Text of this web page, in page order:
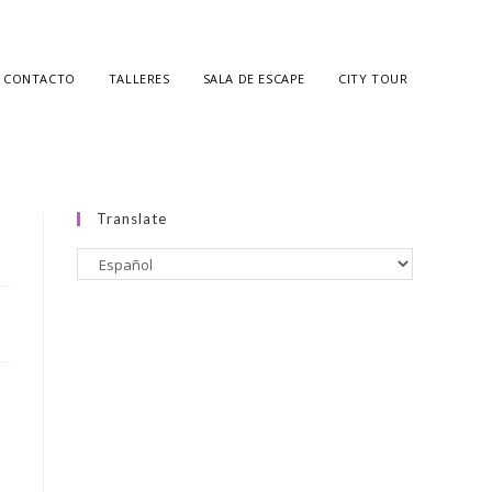
CONTACTO TALLERES SALA DE ESCAPE CITY TOUR
Translate